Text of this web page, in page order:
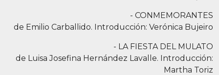
- CONMEMORANTES
de Emilio Carballido. Introducción: Verónica Bujeiro
- LA FIESTA DEL MULATO
de Luisa Josefina Hernández Lavalle. Introducción:
Martha Toriz